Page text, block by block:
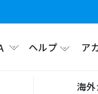
ヘルプ ア
海